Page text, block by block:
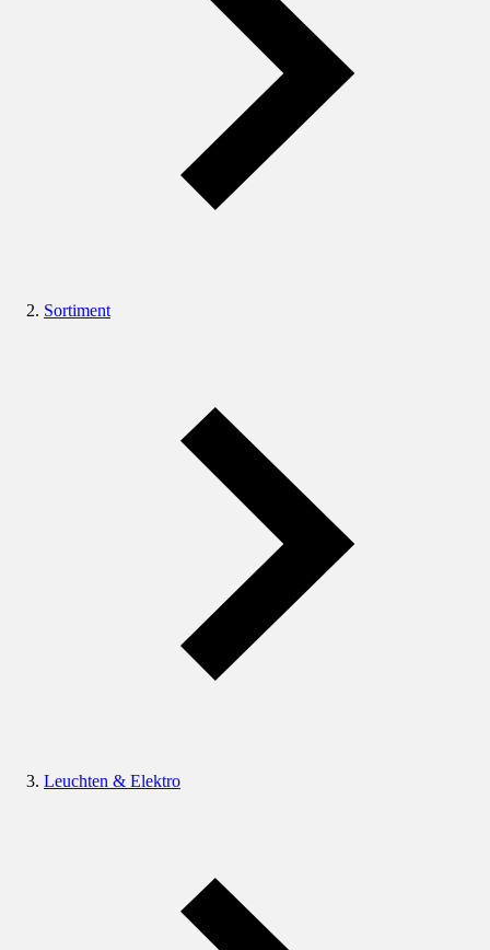
Sortiment
Leuchten & Elektro